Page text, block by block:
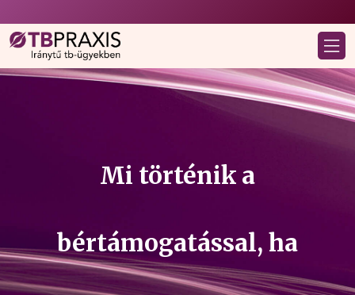
Mi történik a
bértámogatással, ha